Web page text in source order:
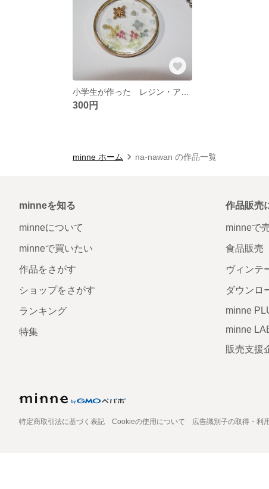
300円
minne ホーム na-nawan の作品一覧
minneを知る
minneについて
minneで買いたい
作品をさがす
ショップをさがす
ランキング
特集
作品販売
minneで
食品販売
ヴィンテ
ダウンロ
minne
minne
販売支援
特定商取引法に基づく表記 Cookieの使用について 広告識別子の取得・利用